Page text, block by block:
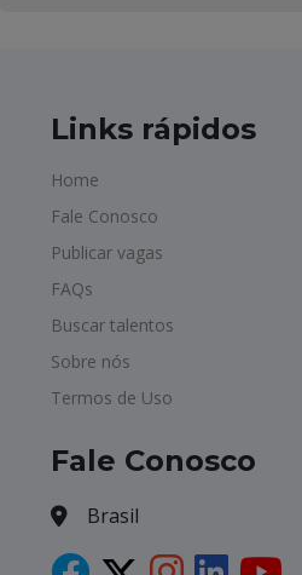
Links rápidos
Home
Fale Conosco
Publicar vagas
FAQs
Buscar talentos
Sobre nós
Termos de Uso
Fale Conosco
Brasil